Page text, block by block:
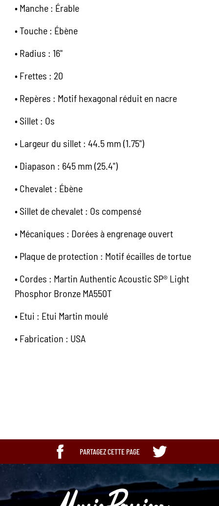
• Manche : Érable
•Touche : Ébène
• Radius : 16"
• Frettes : 20
• Repères : Motif hexagonal réduit en nacre
• Sillet : Os
• Largeur du sillet : 44.5 mm (1.75")
• Diapason : 645 mm (25.4")
• Chevalet : Ébène
• Sillet de chevalet : Os compensé
• Mécaniques : Dorées à engrenage ouvert
• Plaque de protection : Motif écailles de tortue
• Cordes : Martin Authentic Acoustic SP® Light
Phosphor Bronze MA550T
• Etui : Etui Martin moulé
• Fabrication : USA
PARTAGEZ CETTE PAGE